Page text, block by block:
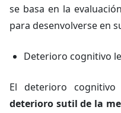
se basa en la
para desenvolverse en
Deterioro cognitivo
El deterioro
deterioro sutil de la